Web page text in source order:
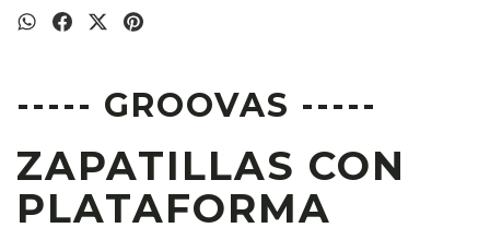
----- GROOVAS -----
ZAPATILLAS CON
PLATAFORMA